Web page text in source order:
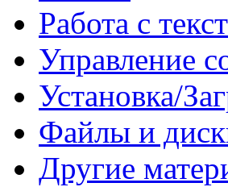
Работа с
Управление
Установка/
Файлы и
Другие